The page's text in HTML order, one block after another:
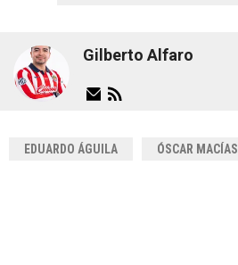
Gilberto Alfaro
EDUARDO ÁGUILA ÓSCAR MACÍAS